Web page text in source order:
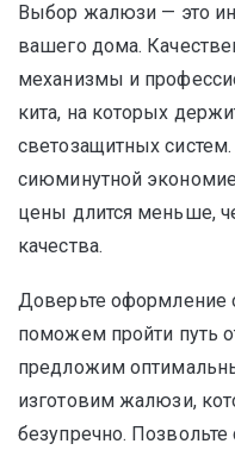
Выбор жалюзи — это
вашего дома.
механизмы и
кита, на которых
светозащитных систем.
сиюминутной
цены длится меньше,
качества.
Доверьте оформление
поможем пройти путь
предложим
изготовим жалюзи,
безупречно.